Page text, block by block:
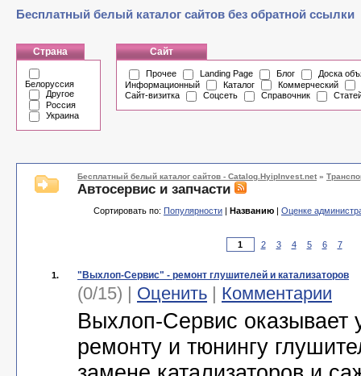
Бесплатный белый каталог сайтов без обратной ссылки
Страна
Белоруссия
Другое
Россия
Украина
Сайт
Прочее Landing Page Блог
Доска
Информационный
Каталог
Коммерческий
Сайт-визитка
Соцсеть Справочник
Бесплатный белый каталог сайтов - Catalog.HyipInvest.net »
Автосервис и запчасти
Сортировать по: Популярности | Названию | Оценке
2 3 4 5 6 7
1. "Выхлоп-Сервис" - ремонт глушителей и катализаторов
(0/15) | Оценить | Комментарии
Выхлоп-Сервис оказывает
ремонту и тюнингу